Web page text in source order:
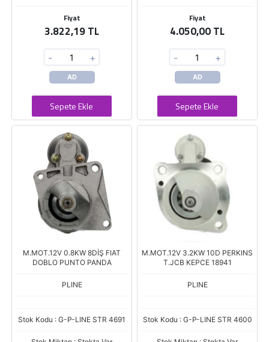
Fiyat
3.822,19 TL
- +
AD
Sepete Ekle
Fiyat
4.050,00 TL
- +
AD
Sepete Ekle
M.MOT.12V 0.8KW 8DİŞ FIAT
DOBLO PUNTO PANDA
PLINE
Stok Kodu : G-P-LINE STR 4691
M.MOT.12V 3.2KW 10D PERKINS
T.JCB KEPCE 18941
PLINE
Stok Kodu : G-P-LINE STR 4600